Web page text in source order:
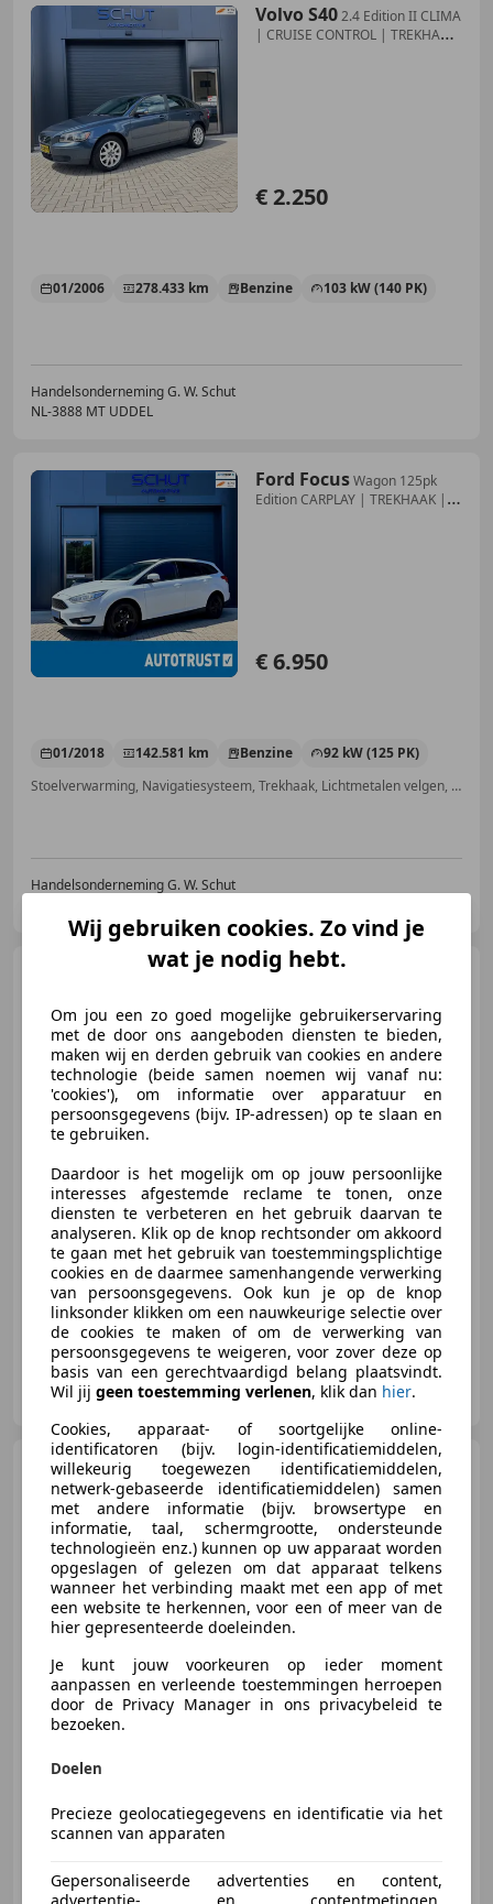
Volvo S402.4 Edition II CLIMA
| CRUISE CONTROL | TREKHAAK
€ 2.250
01/2006 278.433 km Benzine 103 kW (140 PK)
Handelsonderneming G. W. Schut
NL-3888 MT UDDEL
Ford FocusWagon 125pk
Edition CARPLAY | TREKHAAK |
€ 6.950
01/2018 142.581 km Benzine
92 kW (125 PK)
Stoelverwarming, Navigatiesysteem, Trekhaak, Lichtmetalen velgen, Getinte ramen, Apple CarPlay, Parkeerhulp voor, Stuurwielverwarming
Handelsonderneming G. W. Schut
Ford Focus
STUURVERWARM
08/2018 134.691 km Benzine
92 kW (125 PK)
Handelsonderneming G. W. Schut
NL-3888 MT UDDEL
Ford FocusWagon 125pk
Titanium NAVI | CLIMA |
CARPLAY | TREK
Handelsonderneming G. W. Schut
NL-3888 MT UDDEL
Wij gebruiken cookies. Zo vind je
wat je nodig hebt.
Om jou een zo goed mogelijke gebruikerservaring
met de door ons aangeboden diensten te bieden,
maken wij en derden gebruik van cookies en andere
technologie (beide samen noemen wij vanaf nu:
'cookies'), om informatie over apparatuur en
persoonsgegevens (bijv. IP-adressen) op te slaan en
te gebruiken.
Daardoor is het mogelijk om op jouw persoonlijke
interesses afgestemde reclame te tonen, onze
diensten te verbeteren en het gebruik daarvan te
analyseren. Klik op de knop rechtsonder om akkoord
te gaan met het gebruik van toestemmingsplichtige
cookies en de daarmee samenhangende verwerking
van persoonsgegevens. Ook kun je op de knop
linksonder klikken om een nauwkeurige selectie over
de cookies te maken of om de verwerking van
persoonsgegevens te weigeren, voor zover deze op
basis van een gerechtvaardigd belang plaatsvindt.
Wil jij geen toestemming verlenen, klik dan hier.
Cookies, apparaat- of soortgelijke online-
identificatoren (bijv. login-identificatiemiddelen,
willekeurig toegewezen identificatiemiddelen,
netwerk-gebaseerde identificatiemiddelen) samen
met andere informatie (bijv. browsertype en
informatie, taal, schermgrootte, ondersteunde
technologieën enz.) kunnen op uw apparaat worden
opgeslagen of gelezen om dat apparaat telkens
wanneer het verbinding maakt met een app of met
een website te herkennen, voor een of meer van de
hier gepresenteerde doeleinden.
Je kunt jouw voorkeuren op ieder moment
aanpassen en verleende toestemmingen herroepen
door de Privacy Manager in ons privacybeleid te
bezoeken.
Doelen
Precieze geolocatiegegevens en identificatie via het
scannen van apparaten
Gepersonaliseerde advertenties en content,